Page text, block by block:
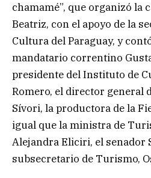
chamamé”, que organizó la
Beatriz, con el apoyo de la
Cultura del Paraguay, y
mandatario correntino
presidente del Instituto de
Romero, el director general
Sívori, la productora de la
igual que la ministra de
Alejandra Eliciri, el senador
subsecretario de Turismo,